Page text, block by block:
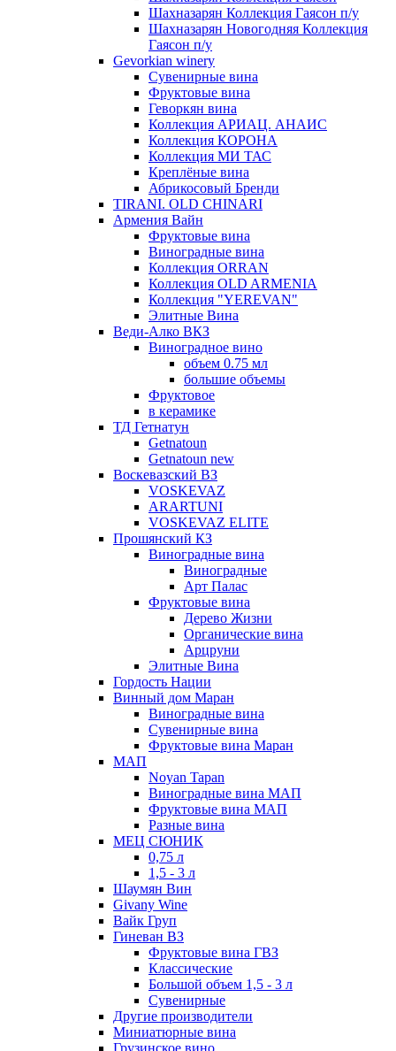
Шахназарян Коллекция Гаясон п/у
Шахназарян Новогодняя Коллекция
Гаясон п/у
Gevorkian winery
Сувенирные вина
Фруктовые вина
Геворкян вина
Коллекция АРИАЦ. АНАИС
Коллекция КОРОНА
Коллекция МИ ТАС
Креплёные вина
Абрикосовый Бренди
TIRANI. OLD CHINARI
Армения Вайн
Фруктовые вина
Виноградные вина
Коллекция ORRAN
Коллекция OLD ARMENIA
Коллекция "YEREVAN"
Элитные Вина
Веди-Алко ВКЗ
Виноградное вино
объем 0.75 мл
большие объемы
Фруктовое
в керамике
ТД Гетнатун
Getnatoun
Getnatoun new
Воскевазский ВЗ
VOSKEVAZ
ARARTUNI
VOSKEVAZ ELITE
Прошянский КЗ
Виноградные вина
Виноградные
Арт Палас
Фруктовые вина
Дерево Жизни
Органические вина
Арцруни
Элитные Вина
Гордость Нации
Винный дом Маран
Виноградные вина
Сувенирные вина
Фруктовые вина Маран
МАП
Noyan Tapan
Виноградные вина МАП
Фруктовые вина МАП
Разные вина
МЕЦ СЮНИК
0,75 л
1,5 - 3 л
Шаумян Вин
Givany Wine
Вайк Груп
Гиневан ВЗ
Фруктовые вина ГВЗ
Классические
Большой объем 1,5 - 3 л
Сувенирные
Другие производители
Миниатюрные вина
Грузинское вино